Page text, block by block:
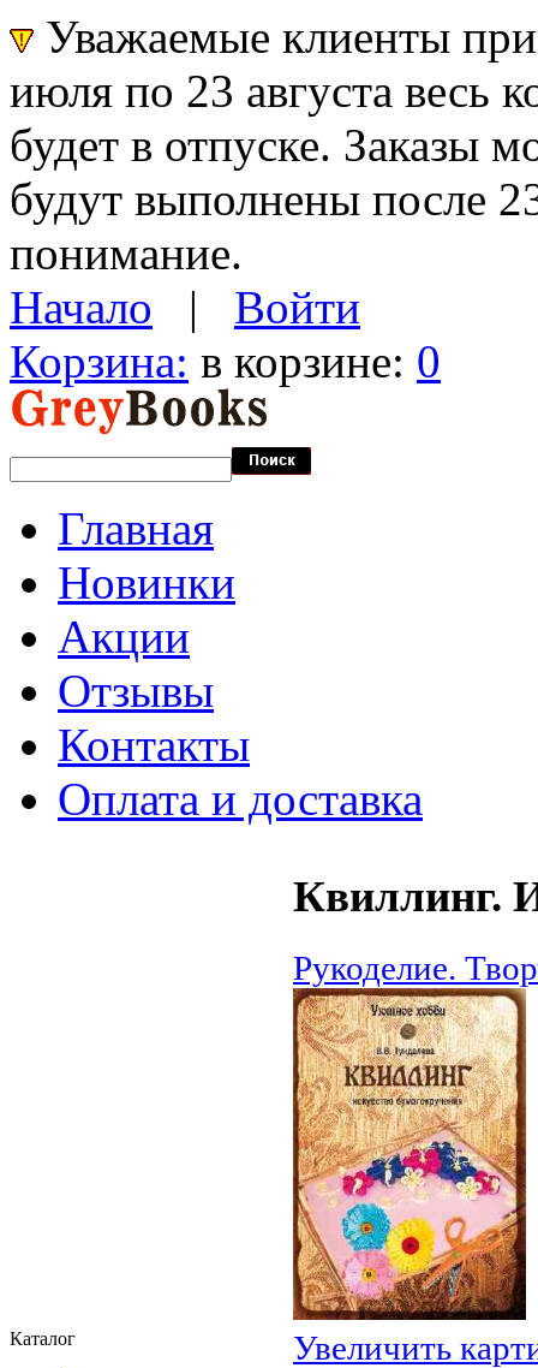
Уважаемые клиенты
июля по 23 августа весь
будет в отпуске. Заказы
будут выполнены после
понимание.
Начало | Войти
Корзина: в корзине: 0
Главная
Новинки
Акции
Отзывы
Контакты
Оплата и доставка
Каталог
Квиллинг.
Рукоделие.
Увеличить